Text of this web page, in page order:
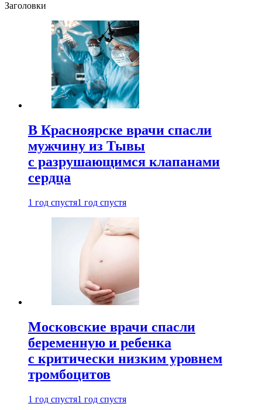
Заголовки
В Красноярске врачи спасли
мужчину из Тывы
с разрушающимся клапанами
сердца
1 год спустя1 год спустя
Московские врачи спасли
беременную и ребенка
с критически низким уровнем
тромбоцитов
1 год спустя1 год спустя